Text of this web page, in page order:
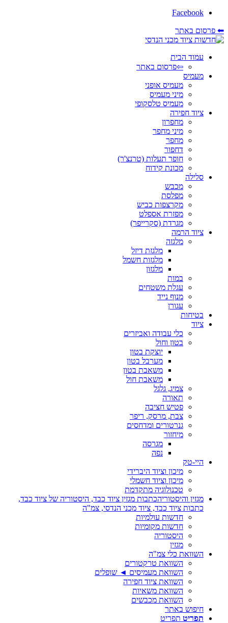
Facebook
⬅ פרסום באתר
עמוד הבית
⇦פרסום באתר
מעמיס
מעמיס אופני
מיני מעמיס
מעמיס טלסקופי
ציוד חפירה
מחפרון
מיני מחפר
מחפר
דחפור
חופר תעלות (טרנצ'ר)
מכונת קידוח
סלילה
מכבש
מפלסת
מקרצפות כביש
מפזרת אספלט
מגרדת (סקרייפר)
ציוד הרמה
מלגזה
מלגזת דיזל
מלגזות חשמל
מלגזון
במות
עגלת משטחים
מנוף נייד
עגורן
בטיחות
ציוד
כלי עבודה ואביזרים
בטון וחול
יוצקת בטון
מערבל בטון
משאבת בטון
משאבת חול
צמיג, גלגל
תאורה
פטיש חציבה
צבת, מרסק, ריפר
גנרטורים ומדחסים
מיחזור
מגרסה
נפה
היי-טק
מיכון וציוד היברידי
מיכון וציוד חשמלי
טכנולוגיה מתקדמת
מגזין והיסטוריהכתבות מגזין ציוד כבד, היסטוריה של ציוד כבד,
כתבות ציוד כבד, ציוד מכני הנדסי, צמ"ה
חדשות עולמיות
חדשות מקומיות
היסטוריה
מגזין
השוואת כלי צמ"ה
השוואת טרקטורים
השוואת מעמיסים ◄ שופלים
השוואת ציוד חפירה
השוואת משאיות
השוואת מכבשים
חיפוש באתר
תפריט תפריט